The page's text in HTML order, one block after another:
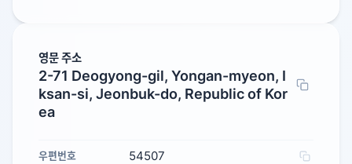
영문 주소
2-71 Deogyong-gil, Yongan-myeon, I
ksan-si, Jeonbuk-do, Republic of Kor
ea
우편번호 54507